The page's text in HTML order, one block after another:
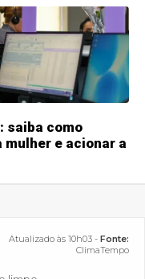
saiba como
e acionar a
Atualizado às 10h03 - Fonte:
ClimaTempo